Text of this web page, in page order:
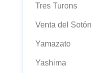
Tres Turons
Venta del Sotón
Yamazato
Yashima